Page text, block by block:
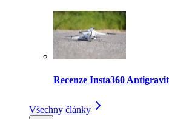
Recenze Insta360
Všechny články